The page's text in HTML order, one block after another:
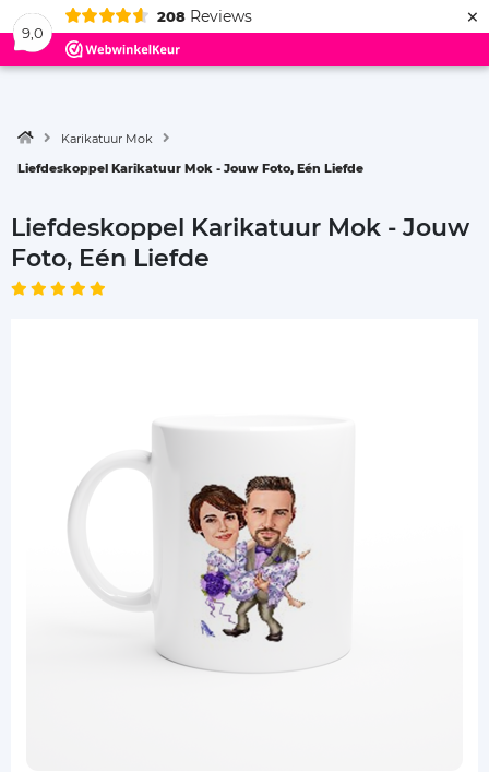
9,0
208 Reviews ×
Menu
Karikatuur Mok
Liefdeskoppel Karikatuur Mok - Jouw Foto, Eén Liefde
Liefdeskoppel Karikatuur Mok - Jouw
Foto, Eén Liefde